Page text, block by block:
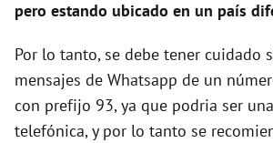
pero estando ubicado en un país
Por lo tanto, se debe tener cuidado
mensajes de Whatsapp de un
con prefijo 93, ya que podria ser
telefónica, y por lo tanto se